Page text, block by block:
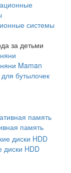
системы
за детьми
Maman
бутылочек
память
диски HDD